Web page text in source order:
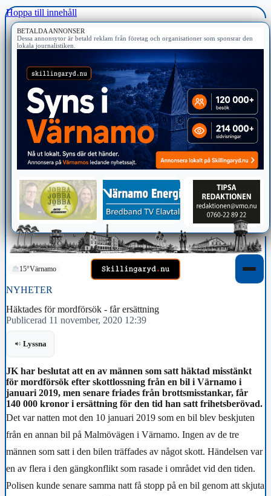
Hoppa till innehåll
BETALDA ANNONSER
Dessa annonsytor är betald reklam från företag och organisationer som sponsrar den
lokala journalistiken.
15°Värnamo
NYHETER
Häktades för mordförsök - får ersättning
Publicerad 11 november, 2020 12:39
Lyssna
JK har beslutat att en av männen som satt häktad misstänkt
för mordförsök efter skottlossning från en bil i Värnamo i
januari 2019, men senare friades från brottsmisstankar, får
140 000 kronor i ersättning för den tid han satt frihetsberövad.
Det var natten mot den 10 januari 2019 som en bil blev beskjuten
från en annan bil på Malmövägen i Värnamo. Ingen av de tre
männen som satt i den bilen träffades av något skott. Händelsen var
en av flera i den gängkonflikt som rasade i området vid den tiden.
Polisen kunde senare samma natt få stopp på en bil genom att skjuta